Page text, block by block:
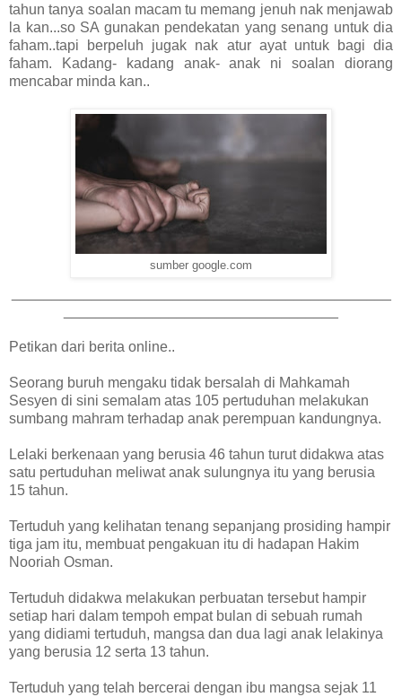
tahun tanya soalan macam tu memang jenuh nak menjawab
la kan...so SA gunakan pendekatan yang senang untuk dia
faham..tapi berpeluh jugak nak atur ayat untuk bagi dia
faham. Kadang- kadang anak- anak ni soalan diorang
mencabar minda kan..
sumber google.com
Petikan dari berita online..
Seorang buruh mengaku tidak bersalah di Mahkamah
Sesyen di sini semalam atas 105 pertuduhan melakukan
sumbang mahram terhadap anak perempuan kandungnya.
Lelaki berkenaan yang berusia 46 tahun turut didakwa atas
satu pertuduhan meliwat anak sulungnya itu yang berusia
15 tahun.
Tertuduh yang kelihatan tenang sepanjang prosiding hampir
tiga jam itu, membuat pengakuan itu di hadapan Hakim
Nooriah Osman.
Tertuduh didakwa melakukan perbuatan tersebut hampir
setiap hari dalam tempoh empat bulan di sebuah rumah
yang didiami tertuduh, mangsa dan dua lagi anak lelakinya
yang berusia 12 serta 13 tahun.
Tertuduh yang telah bercerai dengan ibu mangsa sejak 11